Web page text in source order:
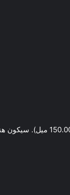
تقول تويوتا أنه من المتوقع أن تحافظ